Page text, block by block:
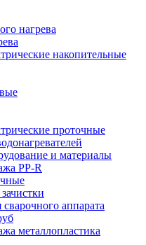
нагрева
накопительные
проточные
и материалы
PP-R
аппарата
металлопластика